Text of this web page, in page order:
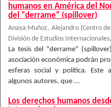
humanos en América del
del "derrame" (spillover)
Anaya Muñoz, Alejandro (Centro
División de Estudios Internacionales,
La tesis del "derrame"
asociación económica podrán
esferas social y política. Este
algunos autores, que ...
Los derechos humanos